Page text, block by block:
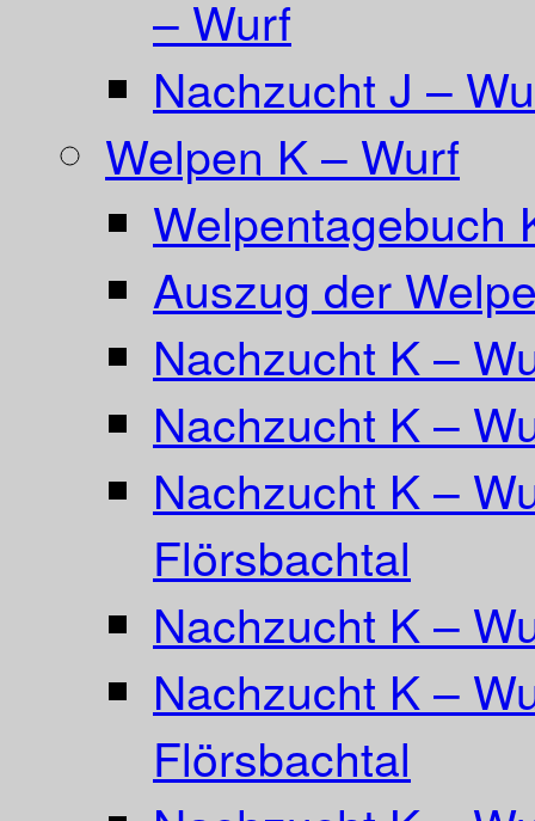
– Wurf
Nachzucht J –
Welpen K – Wurf
Welpentagebuch
Auszug der
Nachzucht K –
Nachzucht K –
Nachzucht K –
Flörsbachtal
Nachzucht K –
Nachzucht K –
Flörsbachtal